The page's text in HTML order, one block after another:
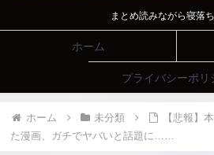
まとめ読みながら寝落
ホーム
プライバシーポリ
ホーム 未分類
【悲報】
た漫画、ガチでヤバいと話題に……